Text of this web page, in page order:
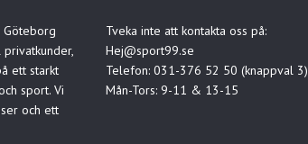
ett starkt
sport. Vi
och ett
Tveka inte att kontakta oss på:
Hej@sport99.se
Telefon: 031-376 52 50 (knappval 3)
Mån-Tors: 9-11 & 13-15